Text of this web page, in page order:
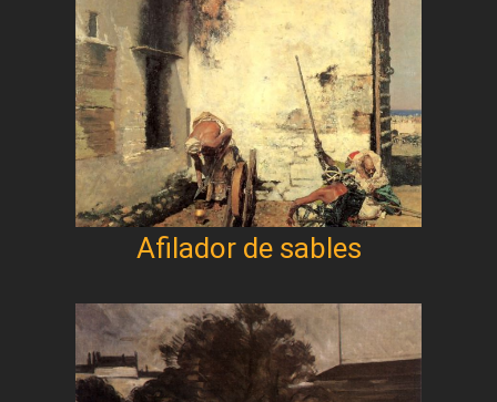
Afilador de sables